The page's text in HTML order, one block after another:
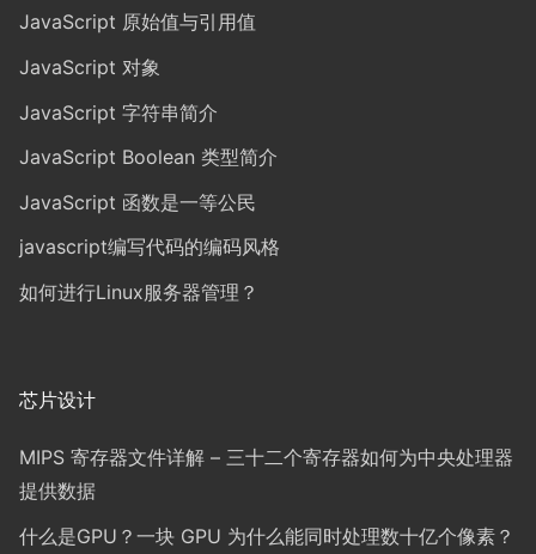
JavaScript 原始值与引用值
JavaScript 对象
JavaScript 字符串简介
JavaScript Boolean 类型简介
JavaScript 函数是一等公民
javascript编写代码的编码风格
如何进行Linux服务器管理？
芯片设计
MIPS 寄存器文件详解 – 三十二个寄存器如何为中央处理器
提供数据
什么是GPU？一块 GPU 为什么能同时处理数十亿个像素？